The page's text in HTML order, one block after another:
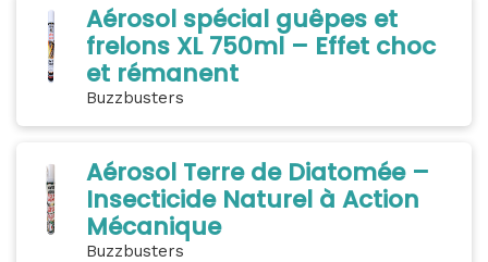
Aérosol spécial guêpes et
frelons XL 750ml – Effet choc
et rémanent
Buzzbusters
Aérosol Terre de Diatomée –
Insecticide Naturel à Action
Mécanique
Buzzbusters